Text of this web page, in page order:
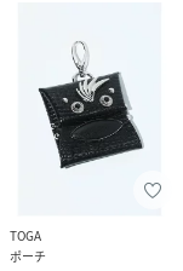
TOGA
ポーチ